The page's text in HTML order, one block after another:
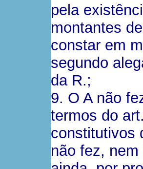
pela
montantes
constar em
segundo
da R.;
9. O A não
termos do
constitutivos
não fez,